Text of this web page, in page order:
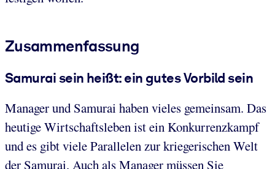
Zusammenfassung
Samurai sein heißt: ein gutes Vorbild sein
Manager und Samurai haben vieles gemeinsam. Das
heutige Wirtschaftsleben ist ein Konkurrenzkampf
und es gibt viele Parallelen zur kriegerischen Welt
der Samurai. Auch als Manager müssen Sie